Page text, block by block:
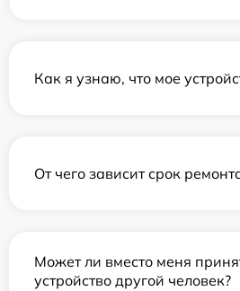
Как я узнаю, что мое
От чего зависит срок
Может ли вместо меня
устройство другой человек?